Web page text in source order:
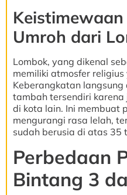
Umroh dari
Lombok, yang dikenal
memiliki atmosfer
Keberangkatan
tambah tersendiri
di kota lain. Ini membuat
mengurangi rasa lelah,
sudah berusia di atas 35
Perbedaan
Bintang 3